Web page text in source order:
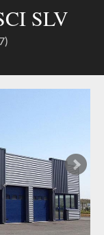
SLV